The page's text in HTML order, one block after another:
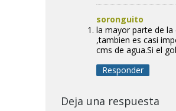
soronguito
la mayor parte de la
,tambien es casi
cms de agua.Si el
Responder
Deja una respuesta